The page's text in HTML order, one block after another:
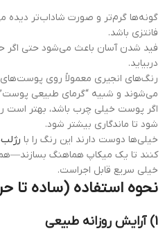
گونه‌ها گرم‌تر و صورت شاداب‌تر دیده
فانتزی باشد.
فید شدن آسان باعث می‌شود حتی اگر
دربیاید.
رنگ‌های انجیری معمولاً روی
می‌شوند و شبیه “گرمای طبیعی
اگر پوست خیلی چرب باشد، بهتر
شود تا ماندگاری بیشتر شود.
خیلی‌ها دوست دارند این رنگ را با رژلب
کنند تا یک میکاپ هماهنگ
خیلی سریع قابل اجراست.
نحوه استفاده (ساده تا
1) آرایش روزانه طبیعی